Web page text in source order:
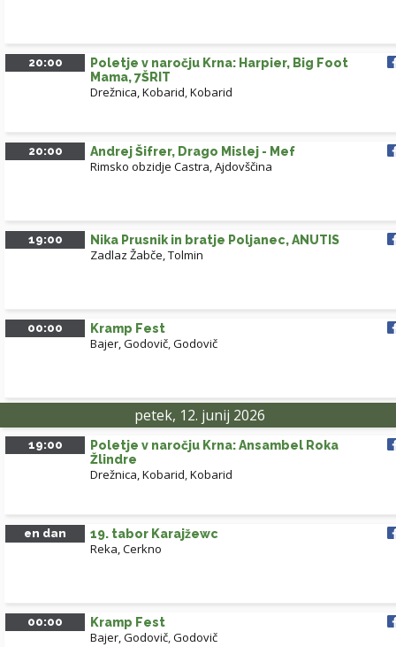
20:00
Poletje v naročju Krna: Harpier, Big Foot
Mama, 7ŠRIT
Drežnica, Kobarid,Kobarid
20:00 Andrej Šifrer, Drago Mislej - Mef
Rimsko obzidje Castra, Ajdovščina
19:00 Nika Prusnik in bratje Poljanec, ANUTIS
Zadlaz Žabče, Tolmin
00:00 Kramp Fest
Bajer, Godovič,Godovič
petek, 12. junij 2026
19:00
Poletje v naročju Krna: Ansambel Roka
Žlindre
Drežnica, Kobarid,Kobarid
en dan 19. tabor Karajžewc
Reka, Cerkno
00:00 Kramp Fest
Bajer, Godovič,Godovič